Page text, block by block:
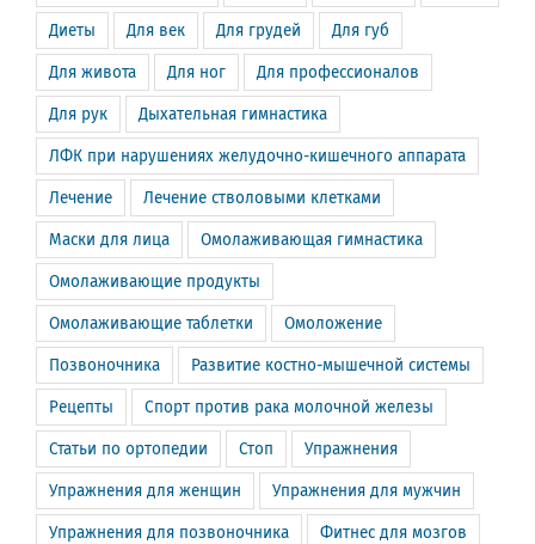
Диеты Для век Для грудей Для губ
Для живота Для ног Для профессионалов
Для рук Дыхательная гимнастика
ЛФК при нарушениях желудочно-кишечного аппарата
Лечение Лечение стволовыми клетками
Маски для лица Омолаживающая гимнастика
Омолаживающие продукты
Омолаживающие таблетки Омоложение
Позвоночника Развитие костно-мышечной системы
Рецепты Спорт против рака молочной железы
Статьи по ортопедии Стоп Упражнения
Упражнения для женщин Упражнения для мужчин
Упражнения для позвоночника Фитнес для мозгов